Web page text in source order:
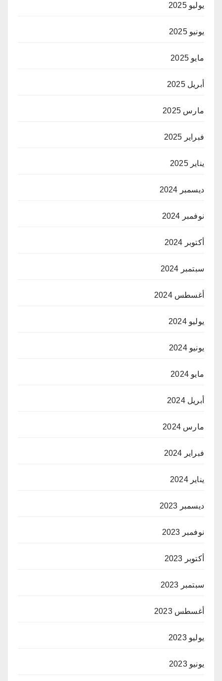
يوليو 2025
يونيو 2025
مايو 2025
أبريل 2025
مارس 2025
فبراير 2025
يناير 2025
ديسمبر 2024
نوفمبر 2024
أكتوبر 2024
سبتمبر 2024
أغسطس 2024
يوليو 2024
يونيو 2024
مايو 2024
أبريل 2024
مارس 2024
فبراير 2024
يناير 2024
ديسمبر 2023
نوفمبر 2023
أكتوبر 2023
سبتمبر 2023
أغسطس 2023
يوليو 2023
يونيو 2023